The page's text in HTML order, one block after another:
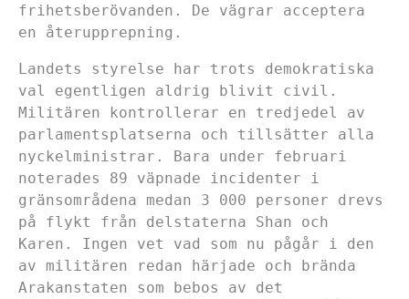
frihetsberövanden. De vägrar acceptera
en återupprepning.
Landets styrelse har trots demokratiska
val egentligen aldrig blivit civil.
Militären kontrollerar en tredjedel av
parlamentsplatserna och tillsätter alla
nyckelministrar. Bara under februari
noterades 89 väpnade incidenter i
gränsområdena medan 3 000 personer drevs
på flykt från delstaterna Shan och
Karen. Ingen vet vad som nu pågår i den
av militären redan härjade och brända
Arakanstaten som bebos av det